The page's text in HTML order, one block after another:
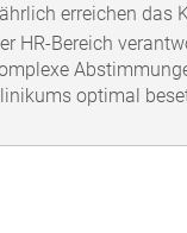
erreichen das
HR‑Bereich
optimal